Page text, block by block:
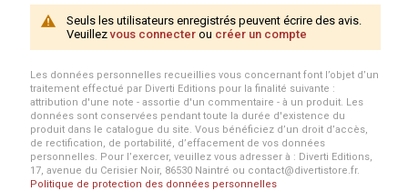
Seuls les utilisateurs enregistrés peuvent écrire des avis.
Veuillezvous connecter ou créer un compte
Les données personnelles recueillies vous concernant font l’objet d’un
traitement effectué par Diverti Editions pour la finalité suivante :
attribution d'une note - assortie d'un commentaire - à un produit. Les
données sont conservées pendant toute la durée d'existence du
produit dans le catalogue du site. Vous bénéficiez d’un droit d’accès,
de rectification, de portabilité, d’effacement de vos données
personnelles. Pour l’exercer, veuillez vous adresser à : Diverti Editions,
17, avenue du Cerisier Noir, 86530 Naintré ou contact@divertistore.fr.
Politique de protection des données personnelles